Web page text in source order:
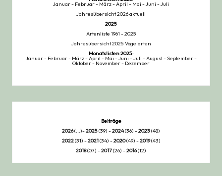
Januar- Februar- März-April - Mai -Juni -Juli
Jahresübersicht 2026 aktuell
2025
Artenliste 1961 - 2025
Jahresübersicht 2025 Vogelarten
Monatslisten2025:
Januar- Februar- März-April - Mai -Juni -Juli -August-September-
Oktober- November- Dezember
Beiträge
2026(...)-2025(39) -2024(36) -2023(48)
2022(31) -2021(34) -2020(49) -2019(43)
2018(07) -2017(26) -2016(12)